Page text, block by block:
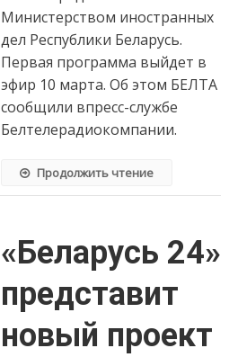
Министерством иностранных
дел Республики Беларусь.
Первая программа выйдет в
эфир 10 марта. Об этом БЕЛТА
сообщили впресс-службе
Белтелерадиокомпании.
Продолжить чтение
«Беларусь 24»
представит
новый проект